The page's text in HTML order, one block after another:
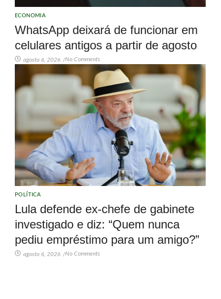
ECONOMIA
WhatsApp deixará de funcionar em
celulares antigos a partir de agosto
agosto 6, 2026 /No Comments
POLÍTICA
Lula defende ex-chefe de gabinete
investigado e diz: “Quem nunca
pediu empréstimo para um amigo?”
agosto 6, 2026 /No Comments